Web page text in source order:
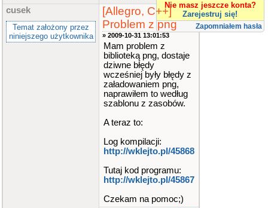
Nie masz jeszcze konta?
Zarejestruj się!
Zapomniałem hasła
cusek
Temat założony przez
niniejszego użytkownika
[Allegro, C++]
Problem z png
» 2009-10-31 13:01:53
Mam problem z
biblioteką png, dostaje
dziwne błędy
wcześniej były błędy z
załadowaniem png,
naprawiłem to według
szablonu z zasobów.
A teraz to:
Log kompilacji:
http://wklejto.pl/45868
Tutaj kod programu:
http://wklejto.pl/45867
Czekam na pomoc;)